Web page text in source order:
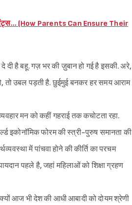
(How Parents Can Ensure Their
दी है बहू. गज़ भर की ज़ुबान हो गई है इसकी. अरे,
तो उबल पड़ती है. छुईमुई बनकर हर समय आराम
मन को कहीं गहराई तक कचोटता रहा.
इकोनॉमिक फोरम की स्त्री-पुरुष समानता की
में पांचवा होने की कीर्ति का परचम
पहले है, जहां महिलाओं को शिक्षा ग्रहण
आज भी देश की आधी आबादी को दोयम श्रेणी